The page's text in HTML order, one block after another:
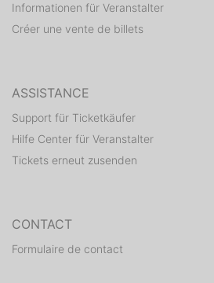
Informationen für Veranstalter
Créer une vente de billets
ASSISTANCE
Support für Ticketkäufer
Hilfe Center für Veranstalter
Tickets erneut zusenden
CONTACT
Formulaire de contact